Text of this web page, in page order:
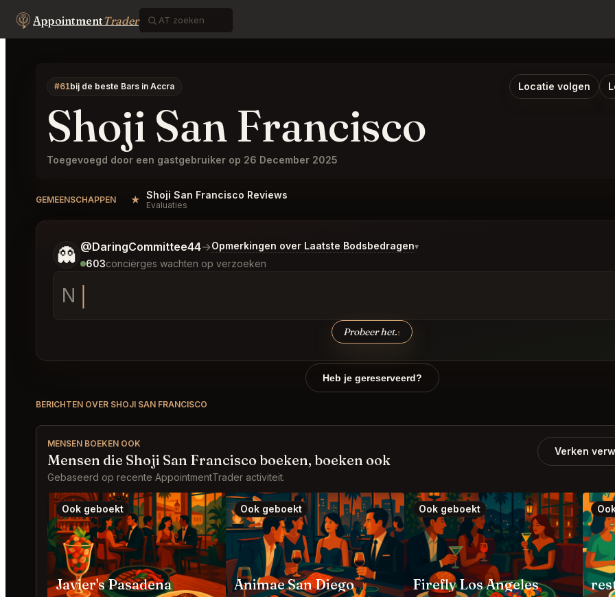
AppointmentTrader
#61bij de beste Bars in Accra Locatie volgen
Shoji San Francisco
Toegevoegd door een gastgebruiker op 26 December 2025
GEMEENSCHAPPEN ★ Shoji San Francisco Reviews
Evaluaties
🦋 @GrinningCart17→Opmerkingen over Laatste Bodsbedragen▾
603conciërges wachten op verzoeken
Probeer het.↑
Vertel me wat je wilt.
Heb je gereserveerd?
BERICHTEN OVER SHOJI SAN FRANCISCO
MENSEN BOEKEN OOK
Mensen die Shoji San Francisco boeken, boeken ook
Gebaseerd op recente AppointmentTrader activiteit.
Verken
Ook geboekt
Javier's Pasadena
Ook geboekt
Animae San Diego
Ook geboekt
Firefly Los Angeles